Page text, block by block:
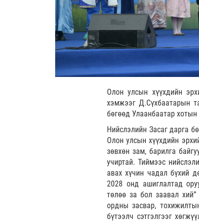
Олон улсын хүүхдийн
хэмжээг Д.Сүхбаатарын
бөгөөд Улаанбаатар
Нийслэлийн Засаг дарга
Олон улсын хүүхдийн
зөвхөн зам, барилга
учиртай. Тиймээс
авах хүчин чадал бүхий
2028 онд ашиглалтад
төлөө за бол заавал хий”
ордны засвар,
бүтээлч сэтгэлгээг